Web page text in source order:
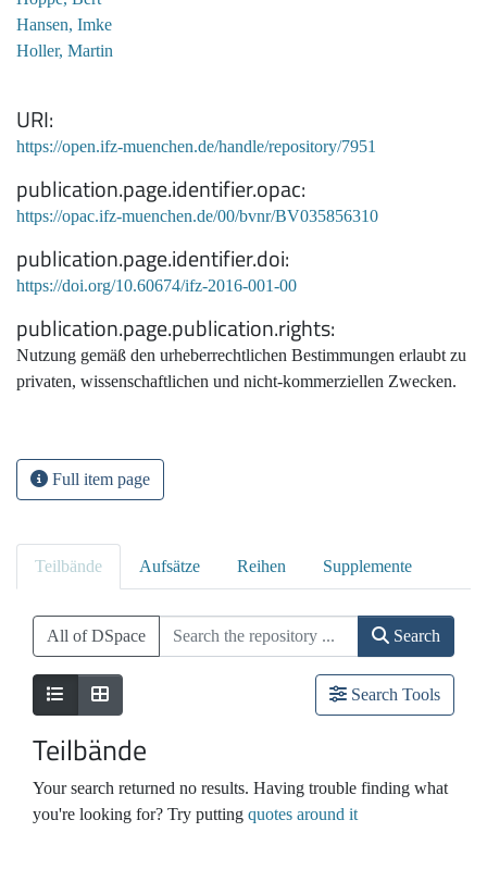
Hansen, Imke
Holler, Martin
URI
https://open.ifz-muenchen.de/handle/repository/7951
publication.page.identifier.opac
https://opac.ifz-muenchen.de/00/bvnr/BV035856310
publication.page.identifier.doi
https://doi.org/10.60674/ifz-2016-001-00
publication.page.publication.rights
Nutzung gemäß den urheberrechtlichen Bestimmungen erlaubt zu
privaten, wissenschaftlichen und nicht-kommerziellen Zwecken.
Full item page
Teilbände Aufsätze Reihen Supplemente
All of DSpace Search
Search Tools
Teilbände
Your search returned no results. Having trouble finding what
you're looking for? Try putting quotes around it